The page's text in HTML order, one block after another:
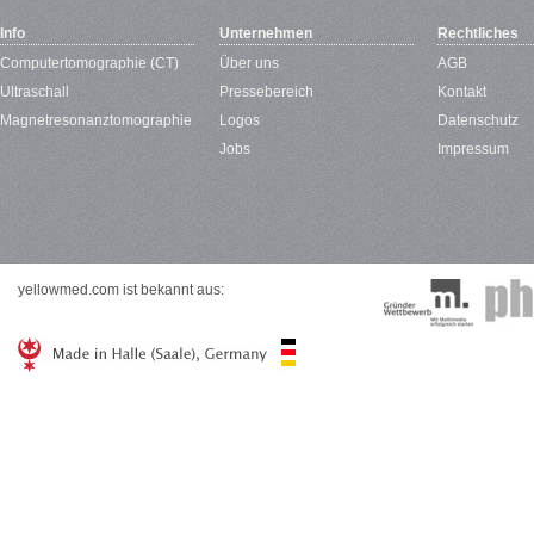
Info
Computertomographie (CT)
Ultraschall
Magnetresonanztomographie
Unternehmen
Über uns
Pressebereich
Logos
Jobs
Rechtliches
AGB
Kontakt
Datenschutz
Impressum
yellowmed.com ist bekannt aus: